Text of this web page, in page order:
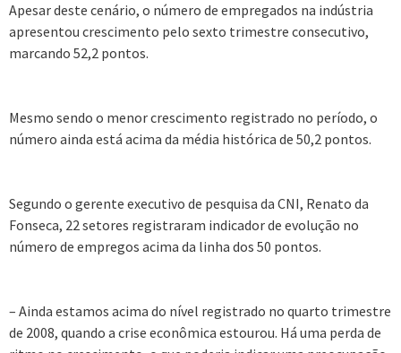
Apesar deste cenário, o número de empregados na indústria
apresentou crescimento pelo sexto trimestre consecutivo,
marcando 52,2 pontos.
Mesmo sendo o menor crescimento registrado no período, o
número ainda está acima da média histórica de 50,2 pontos.
Segundo o gerente executivo de pesquisa da CNI, Renato da
Fonseca, 22 setores registraram indicador de evolução no
número de empregos acima da linha dos 50 pontos.
– Ainda estamos acima do nível registrado no quarto trimestre
de 2008, quando a crise econômica estourou. Há uma perda de